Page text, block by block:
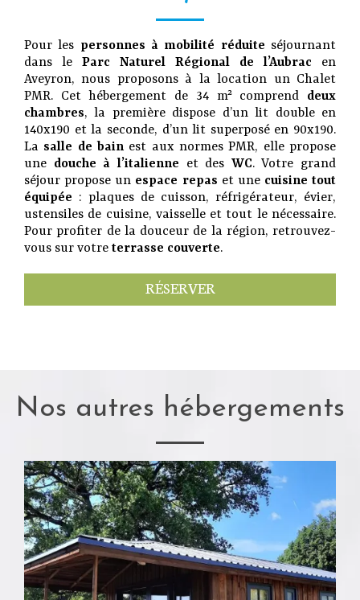
Pour les personnes à mobilité réduite séjournant
dans le Parc Naturel Régional de l’Aubrac en
Aveyron, nous proposons à la location un Chalet
PMR. Cet hébergement de 34 m² comprend deux
chambres, la première dispose d’un lit double en
140x190 et la seconde, d’un lit superposé en 90x190.
La salle de bain est aux normes PMR, elle propose
une douche à l’italienne et des WC. Votre grand
séjour propose un espace repas et une cuisine tout
équipée : plaques de cuisson, réfrigérateur, évier,
ustensiles de cuisine, vaisselle et tout le nécessaire.
Pour profiter de la douceur de la région, retrouvez-
vous sur votre terrasse couverte.
RÉSERVER
Nos autres hébergements